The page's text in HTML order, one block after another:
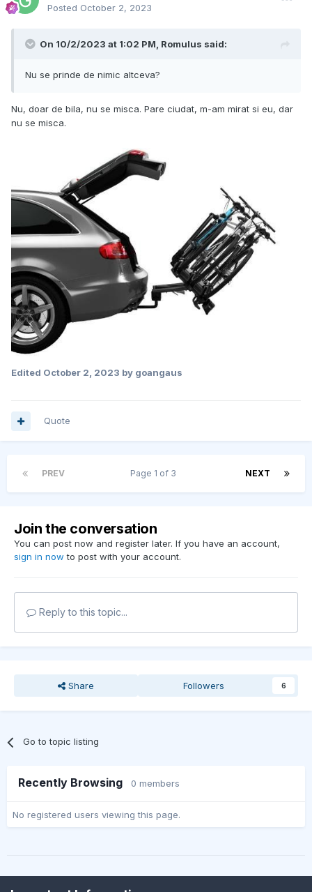
Posted October 2, 2023
On 10/2/2023 at 1:02 PM, Romulus said:
Nu se prinde de nimic altceva?
Nu, doar de bila, nu se misca. Pare ciudat, m-am mirat si eu, dar
nu se misca.
Edited October 2, 2023 by goangaus
Quote
PREV NEXT
Page 1 of 3
Join the conversation
You can post now and register later. If you have an account,
sign in now to post with your account.
Reply to this topic...
Share Followers 6
Go to topic listing
Recently Browsing 0 members
No registered users viewing this page.